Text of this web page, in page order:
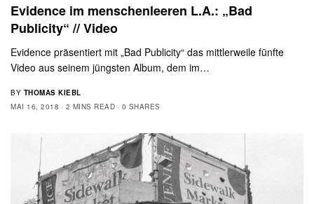
Evidence im menschenleeren L.A.: „Bad
Publicity“ // Video
Evidence präsentiert mit „Bad Publicity“ das mittlerweile fünfte
Video aus seinem jüngsten Album, dem im…
BY THOMAS KIEBL
MAI 16, 2018
2 MINS READ 0 SHARES